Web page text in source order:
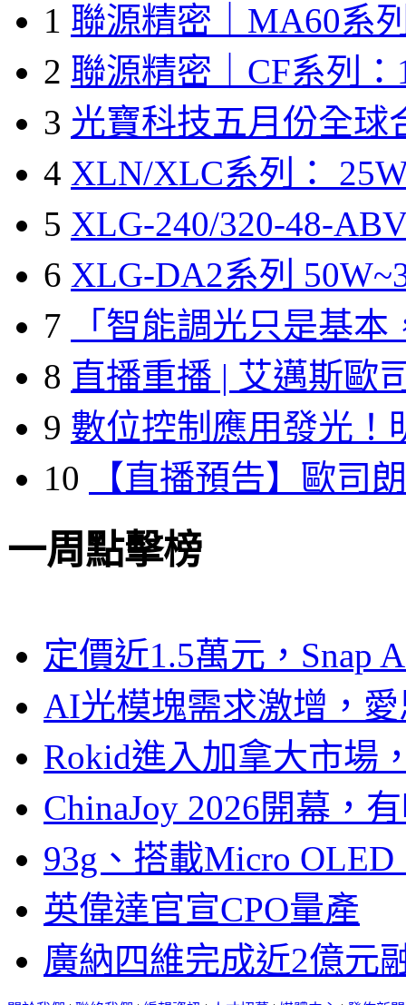
1 聯源精密｜MA60系
2 聯源精密｜CF系列：
3 光寶科技五月份全球
4 XLN/XLC系列：
5 XLG-240/320-48-
6 XLG-DA2系列
7
「智能調光只是基本
8 直播重播 | 艾邁斯歐
9 數位控制應用發光！
10
【直播預告】歐司
一周點擊榜
定價近1.5萬元，Snap
AI光模塊需求激增，
Rokid進入加拿大市場
ChinaJoy 2026開幕，
93g、搭載Micro
英偉達官宣CPO量產
廣納四維完成近2億元